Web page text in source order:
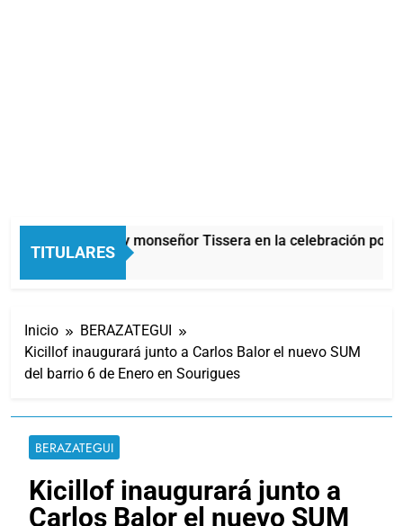
TITULARES
Carlos Balor y monseñor Tissera en la celebración por
54 Minutos Atrás
Inicio
BERAZATEGUI
Kicillof inaugurará junto a Carlos Balor el nuevo SUM
del barrio 6 de Enero en Sourigues
BERAZATEGUI
Kicillof inaugurará junto a
Carlos Balor el nuevo SUM